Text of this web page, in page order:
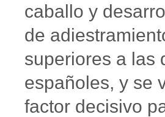
caballo y
de
superiores a las
españoles, y se
factor decisivo